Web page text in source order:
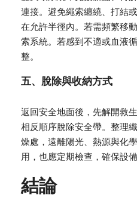
連接。避免繩索纏繞、打結
在允許半徑內。若需頻繁移
索系統。若感到不適或血液
整。
五、脫除與收納方式
返回安全地面後，先解開救
相反順序脫除安全帶。整理
燥處，遠離陽光、熱源與化
用，也應定期檢查，確保設備
結論